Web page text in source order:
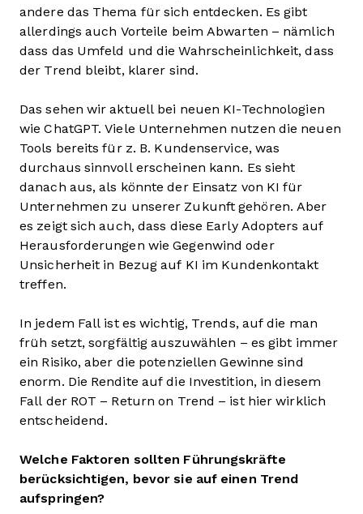
andere das Thema für sich entdecken. Es gibt
allerdings auch Vorteile beim Abwarten – nämlich
dass das Umfeld und die Wahrscheinlichkeit, dass
der Trend bleibt, klarer sind.
Das sehen wir aktuell bei neuen KI-Technologien
wie ChatGPT. Viele Unternehmen nutzen die neuen
Tools bereits für z. B. Kundenservice, was
durchaus sinnvoll erscheinen kann. Es sieht
danach aus, als könnte der Einsatz von KI für
Unternehmen zu unserer Zukunft gehören. Aber
es zeigt sich auch, dass diese Early Adopters auf
Herausforderungen wie Gegenwind oder
Unsicherheit in Bezug auf KI im Kundenkontakt
treffen.
In jedem Fall ist es wichtig, Trends, auf die man
früh setzt, sorgfältig auszuwählen – es gibt immer
ein Risiko, aber die potenziellen Gewinne sind
enorm. Die Rendite auf die Investition, in diesem
Fall der ROT – Return on Trend – ist hier wirklich
entscheidend.
Welche Faktoren sollten Führungskräfte
berücksichtigen, bevor sie auf einen Trend
aufspringen?